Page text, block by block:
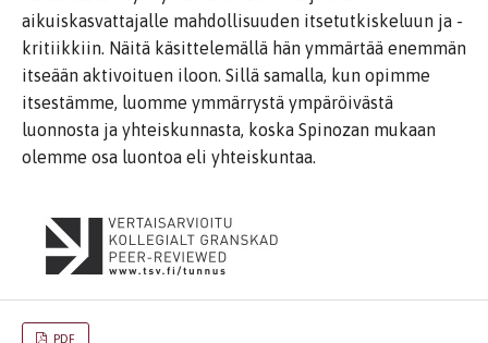
aikuiskasvattajalle mahdollisuuden itsetutkiskeluun ja -
kritiikkiin. Näitä käsittelemällä hän ymmärtää enemmän
itseään aktivoituen iloon. Sillä samalla, kun opimme
itsestämme, luomme ymmärrystä ympäröivästä
luonnosta ja yhteiskunnasta, koska Spinozan mukaan
olemme osa luontoa eli yhteiskuntaa.
PDF